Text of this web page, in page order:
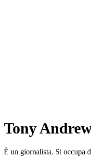
Tony
È un giornalista. Si occupa